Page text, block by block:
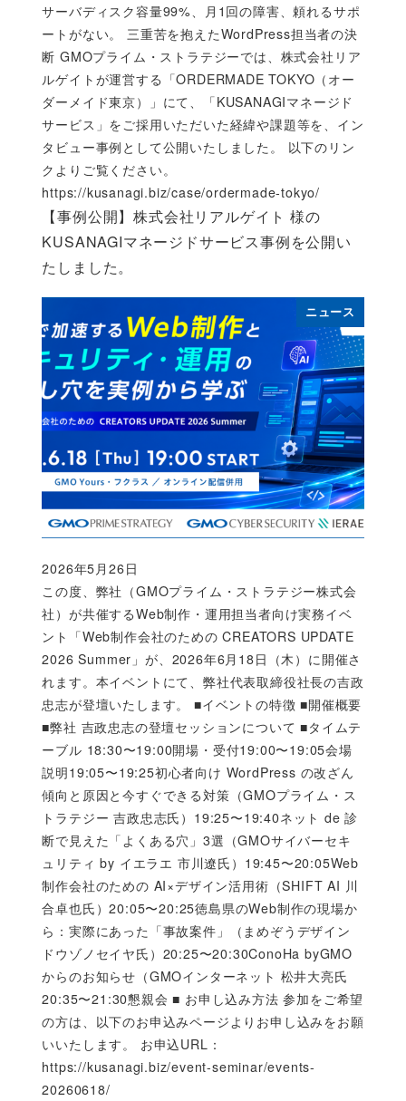
【事例公開】株式会社リアルゲイト 様の
KUSANAGIマネージドサービス事例を公開い
たしました。
サーバディスク容量99%、月1回の障害、頼れるサポ
ートがない。 三重苦を抱えたWordPress担当者の決
断 GMOプライム・ストラテジーでは、株式会社リア
ルゲイトが運営する「ORDERMADE TOKYO（オー
ダーメイド東京）」にて、「KUSANAGIマネージド
サービス」をご採用いただいた経緯や課題等を、イン
タビュー事例として公開いたしました。 以下のリン
クよりご覧ください。
https://kusanagi.biz/case/ordermade-tokyo/
ニュース
この度、弊社（GMOプライム・ストラテジー株式会
社）が共催するWeb制作・運用担当者向け実務イベ
ント「Web制作会社のための CREATORS UPDATE
2026 Summer」が、2026年6月18日（木）に開催さ
れます。本イベントにて、弊社代表取締役社長の吉政
忠志が登壇いたします。 ■イベントの特徴 ■開催概要
■弊社 吉政忠志の登壇セッションについて ■タイムテ
ーブル 18:30〜19:00開場・受付19:00〜19:05会場
説明19:05〜19:25初心者向け WordPress の改ざん
傾向と原因と今すぐできる対策（GMOプライム・ス
トラテジー 吉政忠志氏）19:25〜19:40ネット de 診
断で見えた「よくある穴」3選（GMOサイバーセキ
ュリティ by イエラエ 市川遼氏）19:45〜20:05Web
制作会社のための AI×デザイン活用術（SHIFT AI 川
合卓也氏）20:05〜20:25徳島県のWeb制作の現場か
ら：実際にあった「事故案件」（まめぞうデザイン
ドウゾノセイヤ氏）20:25〜20:30ConoHa byGMO
からのお知らせ（GMOインターネット 松井大亮氏
20:35〜21:30懇親会 ■ お申し込み方法 参加をご希望
の方は、以下のお申込みページよりお申し込みをお願
いいたします。 お申込URL：
https://kusanagi.biz/event-seminar/events-
20260618/
Published
2026年5月26日